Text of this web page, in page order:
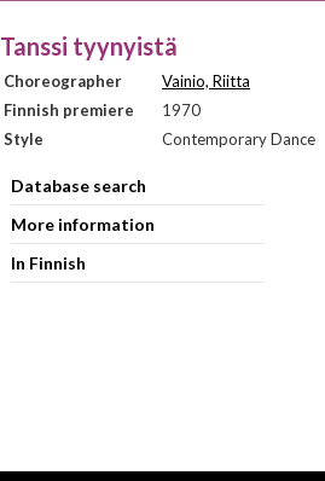
Tanssi tyynyistä
Choreographer
Vainio, Riitta
Finnish premiere
1970
Style
Contemporary Dance
Database search
More information
In Finnish